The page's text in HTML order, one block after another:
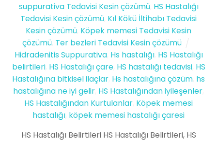
suppurativa Tedavisi Kesin çözümü, HS Hastalığı
Tedavisi Kesin çözümü Kıl Kökü İltihabı Tedavisi
Kesin çözümü Köpek memesi Tedavisi Kesin
çözümü, Ter bezleri Tedavisi Kesin çözümü
Hidradenitis Suppurativa, Hs hastalığı, HS Hastalığı
belirtileri, HS Hastalığı çare, HS hastalığı tedavisi, HS
Hastalığına bitkisel ilaçlar Hs hastalığına çözüm hs
hastalığına ne iyi gelir HS Hastalığından iyileşenler
HS Hastalığından Kurtulanlar Köpek memesi
hastalığı köpek memesi hastalığı çaresi
HS Hastalığı Belirtileri HS Hastalığı Belirtileri, HS